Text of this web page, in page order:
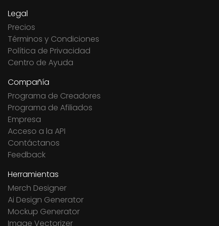
Legal
Precios
Términos y Condiciones
Política de Privacidad
Centro de Ayuda
Compañía
Programa de Creadores
Programa de Afiliados
Empresa
Acceso a la API
Contáctanos
Feedback
Herramientas
Merch Designer
Ai Design Generator
Mockup Generator
Image Vectorizer